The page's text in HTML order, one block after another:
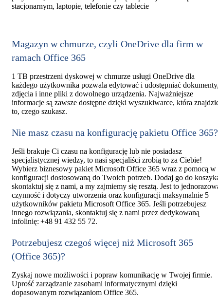
stacjonarnym, laptopie, telefonie czy tablecie
Magazyn w chmurze, czyli OneDrive dla firm w
ramach Office 365
1 TB przestrzeni dyskowej w chmurze usługi OneDrive dla
każdego użytkownika pozwala edytować i udostępniać
zdjęcia i inne pliki z dowolnego urządzenia. Najważniejsze
informacje są zawsze dostępne dzięki wyszukiwarce, która
to, czego szukasz.
Nie masz czasu na konfigurację pakietu Office 365?
Jeśli brakuje Ci czasu na konfigurację lub nie posiadasz
specjalistycznej wiedzy, to nasi specjaliści zrobią to za Ciebie!
Wybierz biznesowy pakiet Microsoft Office 365 wraz z pomocą w
konfiguracji dostosowaną do Twoich potrzeb. Dodaj go do
skontaktuj się z nami, a my zajmiemy się resztą. Jest to
czynność i dotyczy utworzenia oraz konfiguracji maksymalnie 5
użytkowników pakietu Microsoft Office 365. Jeśli potrzebujesz
innego rozwiązania, skontaktuj się z nami przez dedykowaną
infolinię: +48 91 432 55 72.
Potrzebujesz czegoś więcej niż Microsoft 365
(Office 365)?
Zyskaj nowe możliwości i popraw komunikację w Twojej firmie.
Uprość zarządzanie zasobami informatycznymi dzięki
dopasowanym rozwiązaniom Office 365.